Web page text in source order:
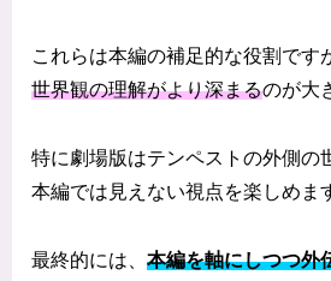
これらは本編の補足的な役割です
世界観の理解がより深まるのが大
特に劇場版はテンペストの外側の
本編では見えない視点を楽しめま
最終的には、 本編を軸にしつつ外